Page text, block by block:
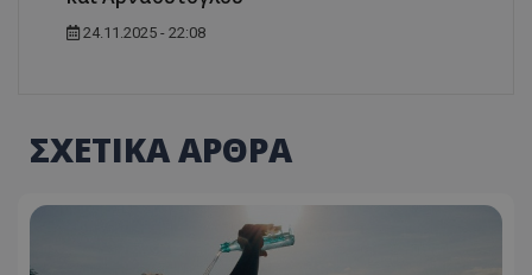
24.11.2025 - 22:08
ΣΧΕΤΙΚΑ ΑΡΘΡΑ